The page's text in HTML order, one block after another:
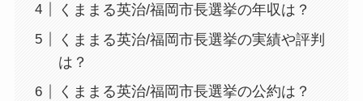
くままる英治/福岡市長選挙の年収は？
くままる英治/福岡市長選挙の実績や評判
は？
くままる英治/福岡市長選挙の公約は？